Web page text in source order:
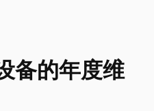
备的年度维